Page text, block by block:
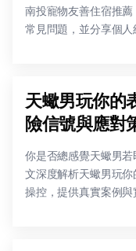
南投寵物友善住宿推薦
常見問題，並分享個人
天蠍男玩你的
險信號與應對
你是否總感覺天蠍男
文深度解析天蠍男玩
操控，提供真實案例與